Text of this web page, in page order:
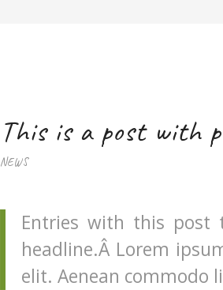
This is a post with
NEWS
Entries with this
headline.Â Lorem
elit. Aenean commodo